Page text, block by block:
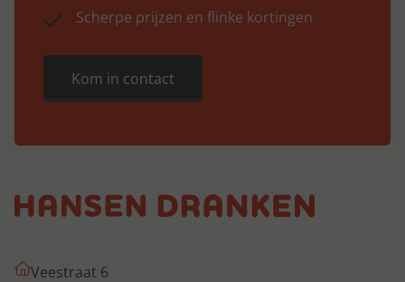
Scherpe prijzen en flinke kortingen
Kom in contact
Veestraat 6